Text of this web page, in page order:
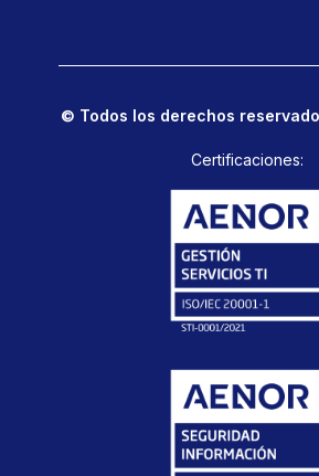
© Todos los derechos
Certificaciones: